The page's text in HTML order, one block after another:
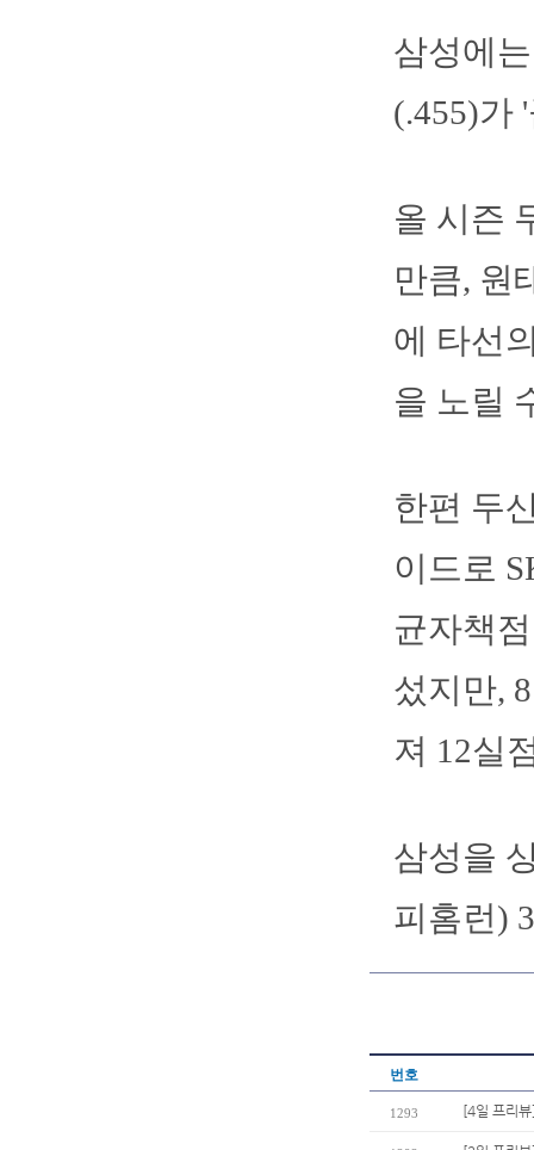
삼성에
(.455)가
올 시즌
만큼, 원
에 타선
을 노릴
한편 두
이드로
균자책
섰지만,
져 12실
삼성을
피홈런)
번호
1293 [4일 프리